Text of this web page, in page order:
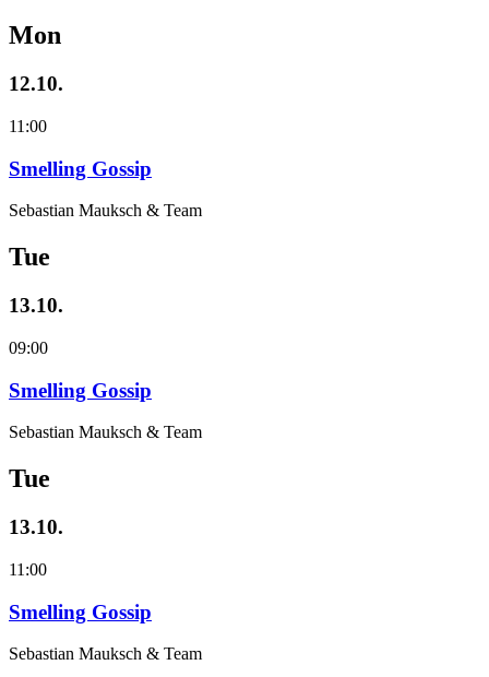
Mon
12.10.
11:00
Smelling Gossip
Sebastian Mauksch & Team
Tue
13.10.
09:00
Smelling Gossip
Sebastian Mauksch & Team
Tue
13.10.
11:00
Smelling Gossip
Sebastian Mauksch & Team